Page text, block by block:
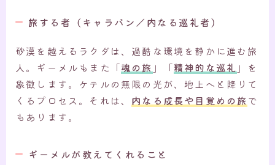
旅する者（キャラバン／内なる巡礼者）
砂漠を越えるラクダは、過酷な環境を静かに進む旅
人。ギーメルもまた「魂の旅 」「精神的な巡礼 」を
象徴します。ケテルの無限の光が、地上へと降りて
くるプロセス。それは、 内なる成長や目覚めの旅で
もあります。
ギーメルが教えてくれること